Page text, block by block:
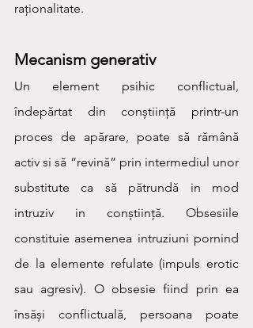
raționalitate.
Mecanism generativ
Un element psihic conflictual,
îndepărtat din conștiință printr-un
proces de apărare, poate să rămână
activ si să “revină” prin intermediul unor
substitute ca să pătrundă in mod
intruziv in conștiință. Obsesiile
constituie asemenea intruziuni pornind
de la elemente refulate (impuls erotic
sau agresiv). O obsesie fiind prin ea
însăși conflictuală, persoana poate